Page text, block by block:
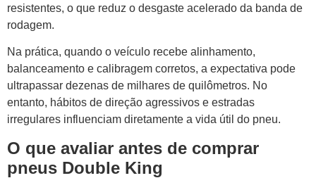
resistentes, o que reduz o desgaste acelerado da banda de
rodagem.
Na prática, quando o veículo recebe alinhamento,
balanceamento e calibragem corretos, a expectativa pode
ultrapassar dezenas de milhares de quilômetros. No
entanto, hábitos de direção agressivos e estradas
irregulares influenciam diretamente a vida útil do pneu.
O que avaliar antes de comprar
pneus Double King